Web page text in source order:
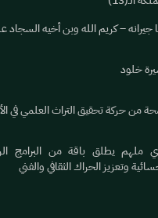
جيرانه – كريم الله وبن أخيه السجاد
خلود
من حركة تحقيق التراث العلمي في
ملهم يطلق باقة من البرامج
وتعزيز الحراك الثقافي والفني